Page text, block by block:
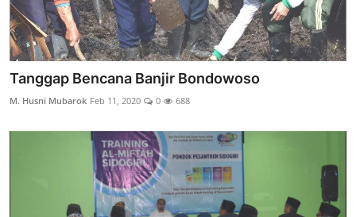
Tanggap Bencana Banjir Bondowoso
M. Husni Mubarok Feb 11, 2020 0 688